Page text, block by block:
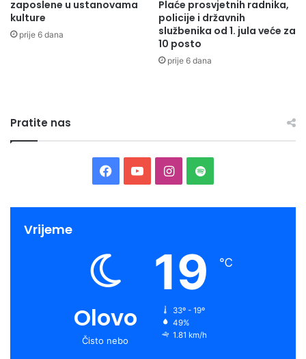
zaposlene u ustanovama
kulture
prije 6 dana
Plaće prosvjetnih radnika,
policije i državnih
službenika od 1. jula veće za
10 posto
prije 6 dana
Pratite nas
Facebook
YouTubeInstagram
Spotify
Vrijeme
Olovo
Čisto nebo
19 ℃
33º - 19º
49%
1.81 km/h